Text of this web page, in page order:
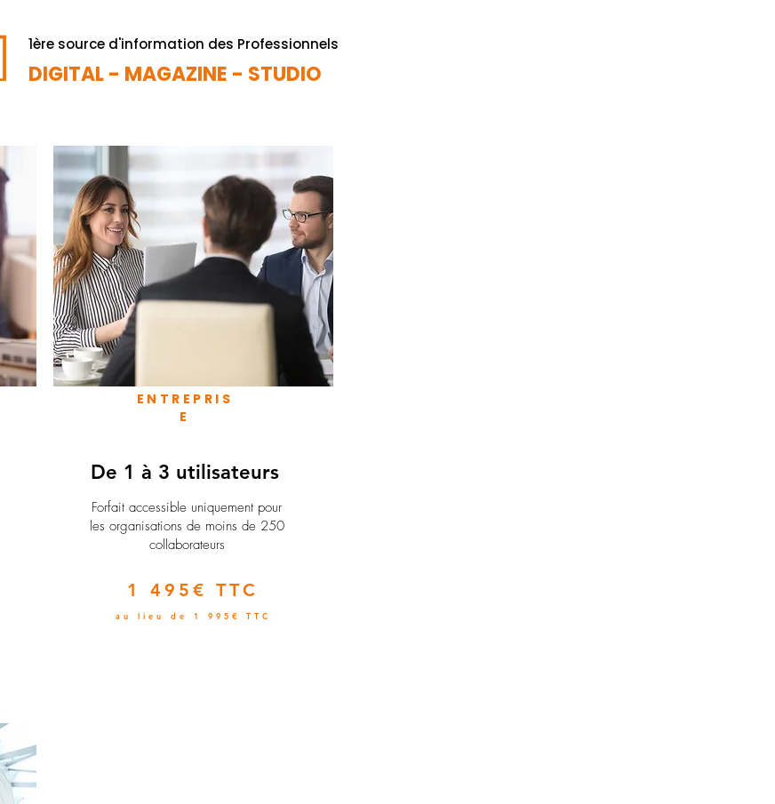
1ère source d'information des Professionnels
DIGITAL - MAGAZINE - STUDIO
ENTREPRIS
E
De 1 à 3 utilisateurs
Forfait accessible uniquement pour
les organisations de moins de 250
collaborateurs
1 495€ TTC
au lieu de 1 995€ TTC